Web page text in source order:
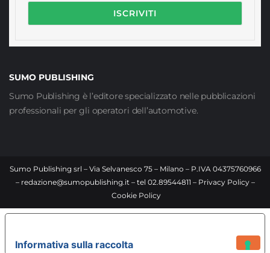
SUMO PUBLISHING
Sumo Publishing è l’editore specializzato nelle pubblicazioni
professionali per gli operatori dell’automotive.
Sumo Publishing srl – Via Selvanesco 75 – Milano – P.IVA 04375760966
– redazione@sumopublishing.it– tel 02.89544811 – Privacy Policy–
Cookie Policy
Informativa sulla raccolta